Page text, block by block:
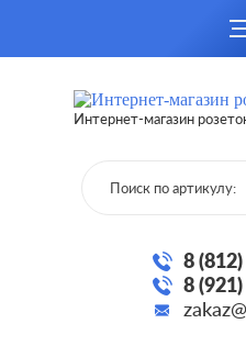
Интернет-магазин
8
8